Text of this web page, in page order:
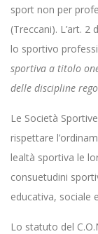
sport non per
(Treccani). L’art.
lo sportivo
sportiva a titolo
delle discipline
Le Società
rispettare
lealtà sportiva le
consuetudini
educativa, sociale
Lo statuto del